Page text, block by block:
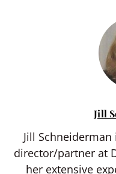
Jill
Jill
director/partner at
her extensive